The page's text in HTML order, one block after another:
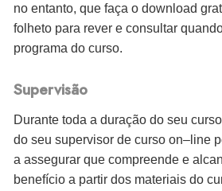
no entanto, que faça o download
folheto para rever e consultar
programa do curso.
Supervisão
Durante toda a duração do seu
do seu supervisor de curso on–line
a assegurar que compreende e
benefício a partir dos materiais do